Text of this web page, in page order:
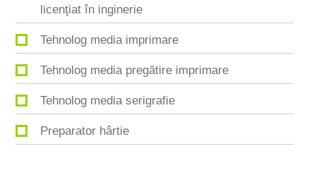
licenţiat în inginerie
Tehnolog media imprimare
Tehnolog media pregătire imprimare
Tehnolog media serigrafie
Preparator hârtie